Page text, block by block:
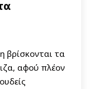
βρίσκονται τα
αφού πλέον